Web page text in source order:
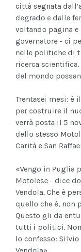
città segnata
degrado e dalle
voltando pagina e
governatore - ci
nelle politiche di
ricerca scientifica.
del mondo
Trentasei mesi: è
per costruire il
verrà posta il 5
dello stesso
Carità e San
«Vengo in Puglia
Motolese - dice
Vendola. Che è
quello che è, non
Questo gli da
tutti i politici.
lo confesso: